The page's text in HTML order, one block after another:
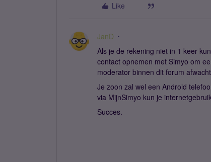
Like
JanD
Als je de rekening niet in 1 keer
contact opnemen met Simyo om
moderator binnen dit forum
Je zoon zal wel een Android
via MijnSimyo kun je
Succes.